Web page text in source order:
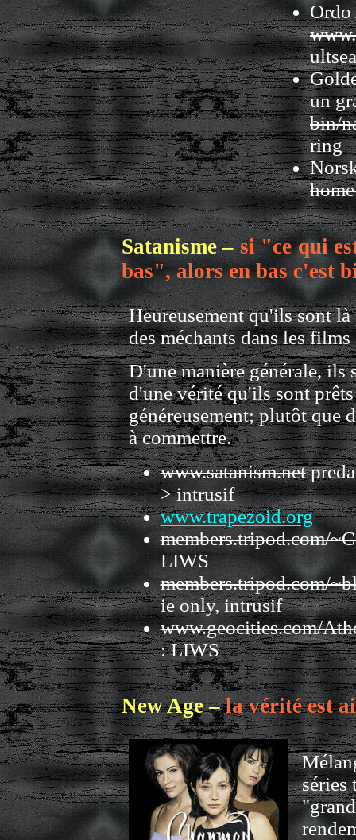
un
bin/
ring
Satanisme –si "ce qui
bas", alors en bas c'est
Heureusement qu'ils sont
des méchants dans les
D'une manière générale, ils
d'une vérité qu'ils sont prêts
généreusement; plutôt que
à commettre.
www.satanism.net
> intrusif
www.trapezoid.org
members.tripod.com/
LIWS
members.tripod.com/
ie only, intrusif
www.geocities.com/
: LIWS
New Age –la vérité est
séries